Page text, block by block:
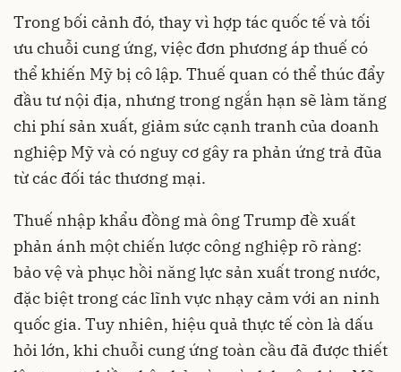
Trong bối cảnh đó, thay vì hợp tác quốc tế và tối
ưu chuỗi cung ứng, việc đơn phương áp thuế có
thể khiến Mỹ bị cô lập. Thuế quan có thể thúc đẩy
đầu tư nội địa, nhưng trong ngắn hạn sẽ làm tăng
chi phí sản xuất, giảm sức cạnh tranh của doanh
nghiệp Mỹ và có nguy cơ gây ra phản ứng trả đũa
từ các đối tác thương mại.
Thuế nhập khẩu đồng mà ông Trump đề xuất
phản ánh một chiến lược công nghiệp rõ ràng:
bảo vệ và phục hồi năng lực sản xuất trong nước,
đặc biệt trong các lĩnh vực nhạy cảm với an ninh
quốc gia. Tuy nhiên, hiệu quả thực tế còn là dấu
hỏi lớn, khi chuỗi cung ứng toàn cầu đã được thiết